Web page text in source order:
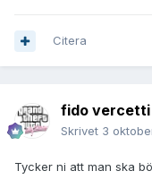
Citera
fido vercetti
Skrivet 3
Tycker ni att man ska